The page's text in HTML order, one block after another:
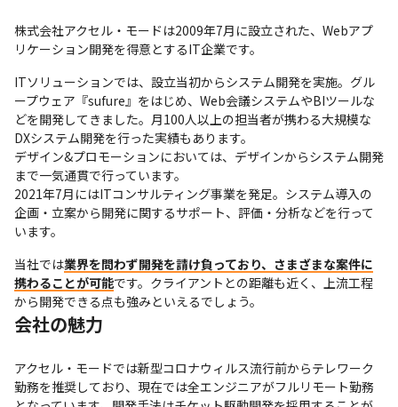
株式会社アクセル・モードは2009年7月に設立された、Webアプ
リケーション開発を得意とするIT企業です。
ITソリューションでは、設立当初からシステム開発を実施。グル
ープウェア『sufure』をはじめ、Web会議システムやBIツールな
どを開発してきました。月100人以上の担当者が携わる大規模な
DXシステム開発を行った実績もあります。
デザイン&プロモーションにおいては、デザインからシステム開発
まで一気通貫で行っています。
2021年7月にはITコンサルティング事業を発足。システム導入の
企画・立案から開発に関するサポート、評価・分析などを行って
います。
当社では業界を問わず開発を請け負っており、さまざまな案件に
携わることが可能です。クライアントとの距離も近く、上流工程
から開発できる点も強みといえるでしょう。
会社の魅力
アクセル・モードでは新型コロナウィルス流行前からテレワーク
勤務を推奨しており、現在では全エンジニアがフルリモート勤務